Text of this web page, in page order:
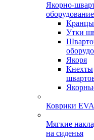
Якорно-
оборудование
Кранцы
Утки
Якоря
Кнехты
Коврики
Мягкие
на сиденья